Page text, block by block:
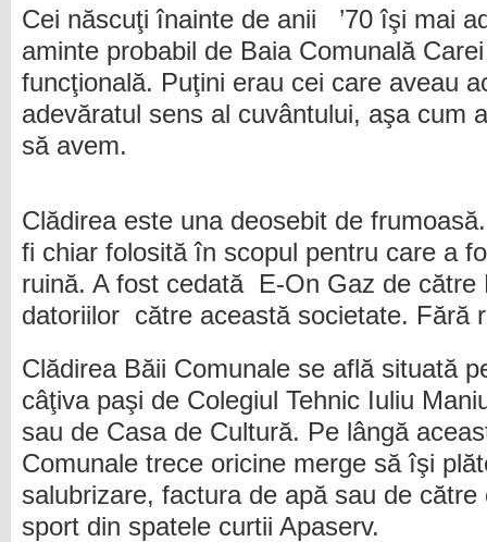
Cei născuţi înainte de anii ’70 îşi mai
aminte probabil de Baia Comunală
funcţională. Puţini erau cei care aveau
adevăratul sens al cuvântului, aşa cum
să avem.
Clădirea este una deosebit de
fi chiar folosită în scopul pentru care a
ruină. A fost cedată E-On Gaz de către
datoriilor către această societate. Fără
Clădirea Băii Comunale se află situată
câţiva paşi de Colegiul Tehnic Iuliu
sau de Casa de Cultură. Pe lângă
Comunale trece oricine merge să îşi
salubrizare, factura de apă sau de
sport din spatele curtii Apaserv.